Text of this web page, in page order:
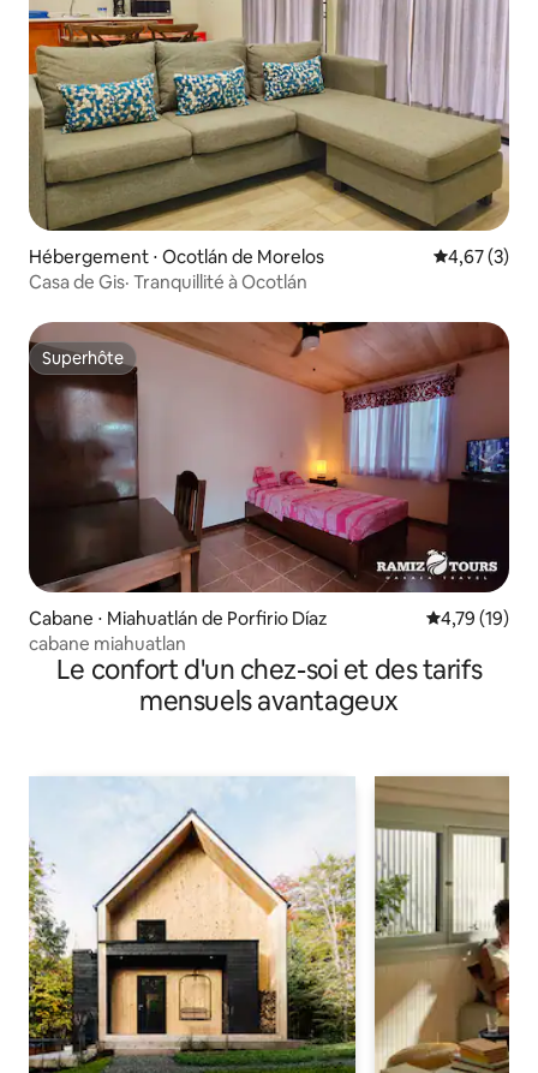
Hébergement ⋅ Ocotlán de Morelos Évaluation
4,67 (3)
Casa de Gis· Tranquillité à Ocotlán
Superhôte
Superhôte
Cabane ⋅ Miahuatlán de Porfirio Díaz Évaluation
4,79 (19)
cabane miahuatlan
Le confort d'un chez-soi et des tarifs
mensuels avantageux